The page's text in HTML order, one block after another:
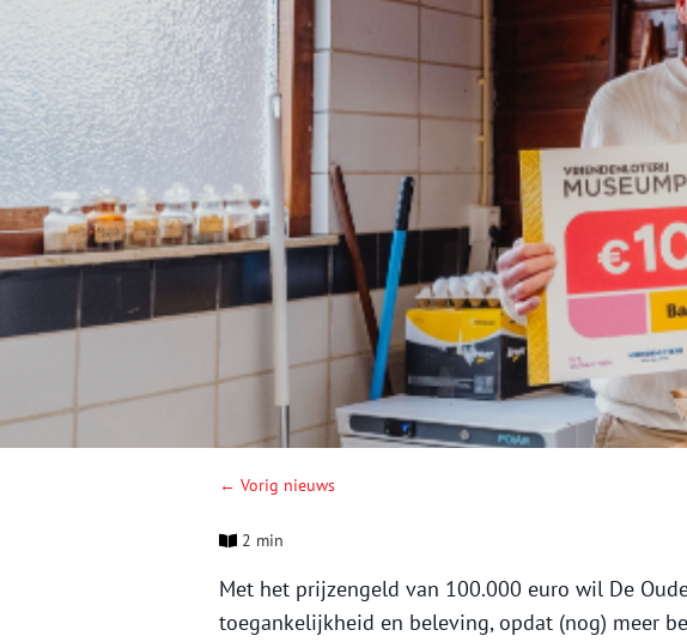
← Vorig nieuws
2 min
Met het prijzengeld van 100.000 euro wil De
toegankelijkheid en beleving, opdat (nog) meer